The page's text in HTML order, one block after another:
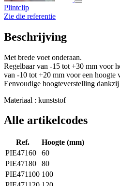
Plintclip
Zie die referentie
Beschrijving
Met brede voet onderaan.
Regelbaar van -15 tot +30 mm voor
van -10 tot +20 mm voor een hoogte
Eenvoudige hoogteverstelling
Materiaal : kunststof
Alle artikelcodes
Ref.
Hoogte (mm)
PIE47160
60
PIE47180
80
PIE471100 100